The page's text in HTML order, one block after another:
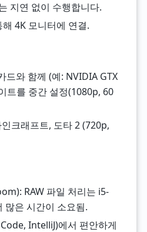
지연 없이 수행합니다.
4K 모니터에 연결.
드와 함께 (예: NVIDIA GTX
트를 중간 설정(1080p, 60
크래프트, 도타 2 (720p,
RAW 파일 처리는 i5-
많은 시간이 소요됨.
IntelliJ)에서 편안하게